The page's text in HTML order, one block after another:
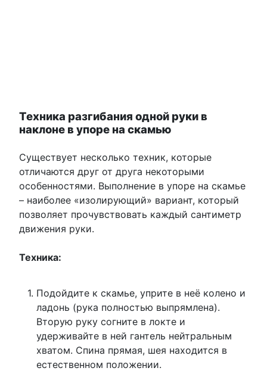
Техника разгибания одной руки в
наклоне в упоре на скамью
Существует несколько техник, которые
отличаются друг от друга некоторыми
особенностями. Выполнение в упоре на скамье
– наиболее «изолирующий» вариант, который
позволяет прочувствовать каждый сантиметр
движения руки.
Техника:
Подойдите к скамье, уприте в неё колено и
ладонь (рука полностью выпрямлена).
Вторую руку согните в локте и
удерживайте в ней гантель нейтральным
хватом. Спина прямая, шея находится в
естественном положении.